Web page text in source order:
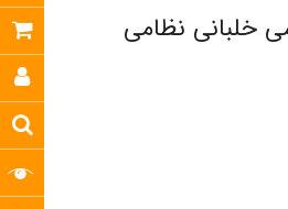
خلبانی نظامی